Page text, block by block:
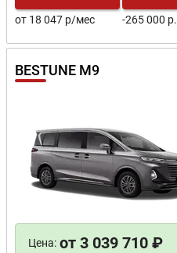
от 18 047 р/мес -265 000 р.
BESTUNE M9
Цена: от 3 039 710 ₽